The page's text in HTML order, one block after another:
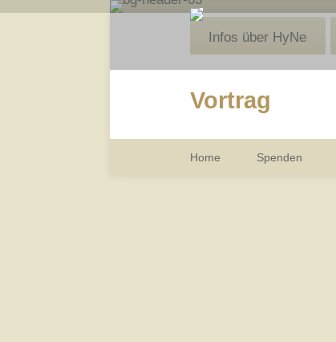
Infos über HyNe
Vortrag
Home Spenden